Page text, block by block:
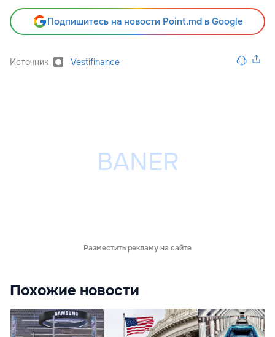
Подпишитесь на новости Point.md в Google
Источник Vestifinance
Разместить рекламу на сайте
Похожие новости